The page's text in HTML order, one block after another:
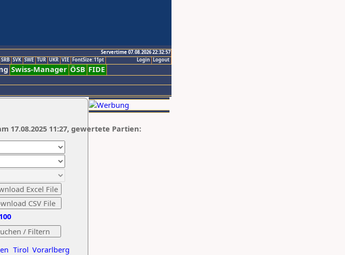
Servertime 07.08.2026 22:32:57
Logout
Login
SRB SVK SWE TUR UKR VIE FontSize:11pt
Swiss-Manager ÖSB FIDE
Tirol Vorarlberg
17.08.2025 11:27, gewertete Partien: